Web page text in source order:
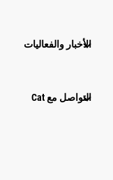
الأخبار والفعاليات
التواصل مع Cat